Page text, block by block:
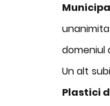
domeniul
Un alt
Plastici